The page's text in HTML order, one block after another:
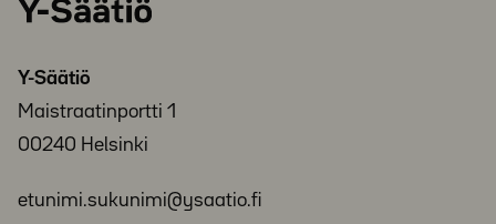
Y-
Y-Säätiö
Maistraatinportti 1
00240 Helsinki
etunimi.sukunimi@ysaatio.fi